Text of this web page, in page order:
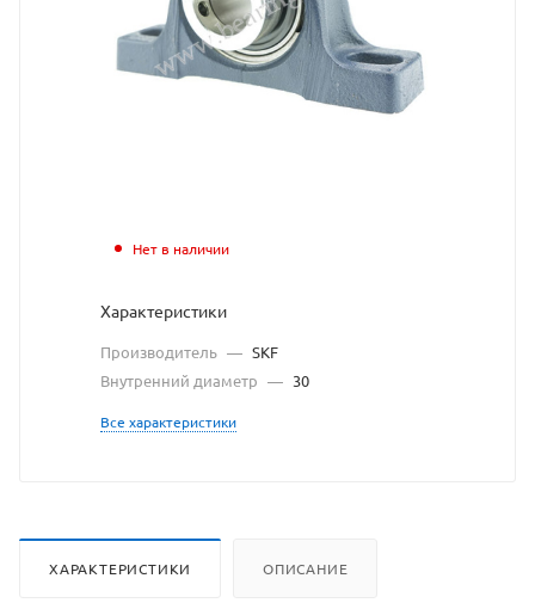
с
сайта
https://
без
владельца
сайта
Нет в наличии
Характеристики
Производитель — SKF
Внутренний диаметр — 30
Все характеристики
ХАРАКТЕРИСТИКИ ОПИСАНИЕ